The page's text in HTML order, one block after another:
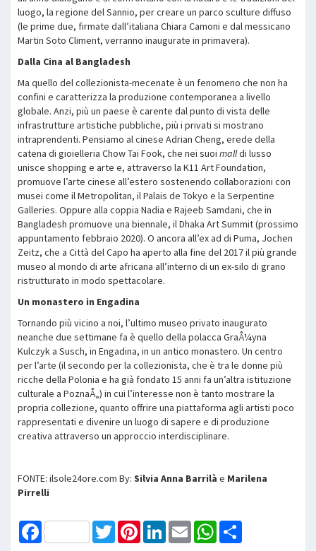
luogo, la regione del Sannio, per creare un parco sculture diffuso
(le prime due, firmate dall’italiana Chiara Camoni e dal messicano
Martin Soto Climent, verranno inaugurate in primavera).
Dalla Cina al Bangladesh
Ma quello del collezionista-mecenate è un fenomeno che non ha
confini e caratterizza la produzione contemporanea a livello
globale. Anzi, più un paese è carente dal punto di vista delle
infrastrutture artistiche pubbliche, più i privati si mostrano
intraprendenti. Pensiamo al cinese Adrian Cheng, erede della
catena di gioielleria Chow Tai Fook, che nei suoi malldi lusso
unisce shopping e arte e, attraverso la K11 Art Foundation,
promuove l’arte cinese all’estero sostenendo collaborazioni con
musei come il Metropolitan, il Palais de Tokyo e la Serpentine
Galleries. Oppure alla coppia Nadia e Rajeeb Samdani, che in
Bangladesh promuove una biennale, il Dhaka Art Summit (prossimo
appuntamento febbraio 2020). O ancora all’ex ad di Puma, Jochen
Zeitz, che a Città del Capo ha aperto alla fine del 2017 il più grande
museo al mondo di arte africana all’interno di un ex-silo di grano
ristrutturato in modo spettacolare.
Un monastero in Engadina
Tornando più vicino a noi, l’ultimo museo privato inaugurato
neanche due settimane fa è quello della polacca GraÅ¼yna
Kulczyk a Susch, in Engadina, in un antico monastero. Un centro
per l’arte (il secondo per la collezionista, che è tra le donne più
ricche della Polonia e ha già fondato 15 anni fa un’altra istituzione
culturale a PoznaÅ„) in cui l’interesse non è tanto mostrare la
propria collezione, quanto offrire una piattaforma agli artisti poco
rappresentati e divenire un luogo di sapere e di produzione
creativa attraverso un approccio interdisciplinare.
FONTE: ilsole24ore.com By: Silvia Anna Barrilà e Marilena
Pirrelli
Facebook TwitterPinterestLinkedInEmail WhatsApp